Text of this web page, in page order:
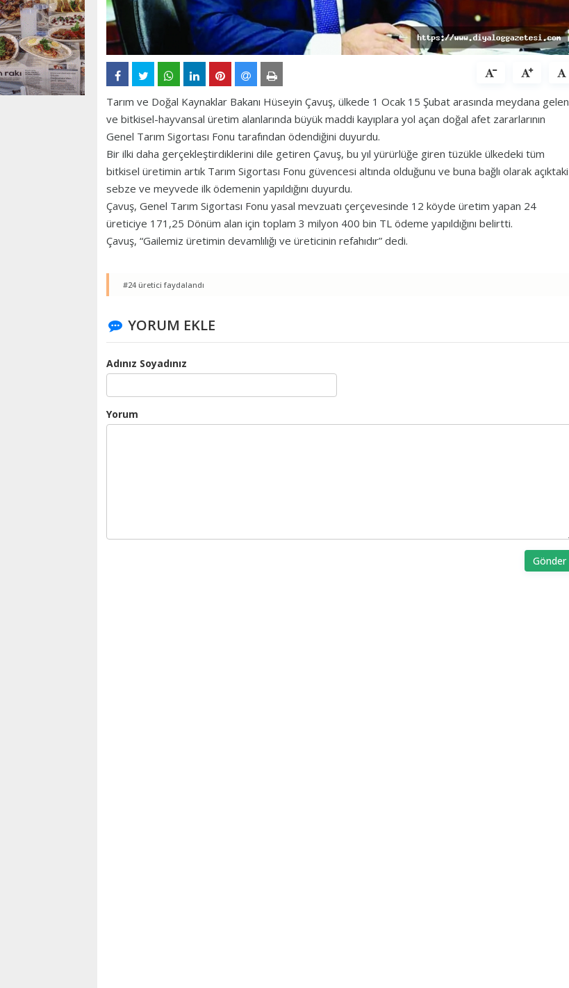
Tarım ve Doğal Kaynaklar Bakanı Hüseyin Çavuş, ülkede 1 Ocak 15 Şubat arasında meydana gelen
ve bitkisel-hayvansal üretim alanlarında büyük maddi kayıplara yol açan doğal afet zararlarının
Genel Tarım Sigortası Fonu tarafından ödendiğini duyurdu.
Bir ilki daha gerçekleştirdiklerini dile getiren Çavuş, bu yıl yürürlüğe giren tüzükle ülkedeki tüm
bitkisel üretimin artık Tarım Sigortası Fonu güvencesi altında olduğunu ve buna bağlı olarak açıktaki
sebze ve meyvede ilk ödemenin yapıldığını duyurdu.
Çavuş, Genel Tarım Sigortası Fonu yasal mevzuatı çerçevesinde 12 köyde üretim yapan 24
üreticiye 171,25 Dönüm alan için toplam 3 milyon 400 bin TL ödeme yapıldığını belirtti.
Çavuş, “Gailemiz üretimin devamlılığı ve üreticinin refahıdır” dedi.
#24 üretici faydalandı
YORUM EKLE
Adınız Soyadınız
Yorum
Gönder